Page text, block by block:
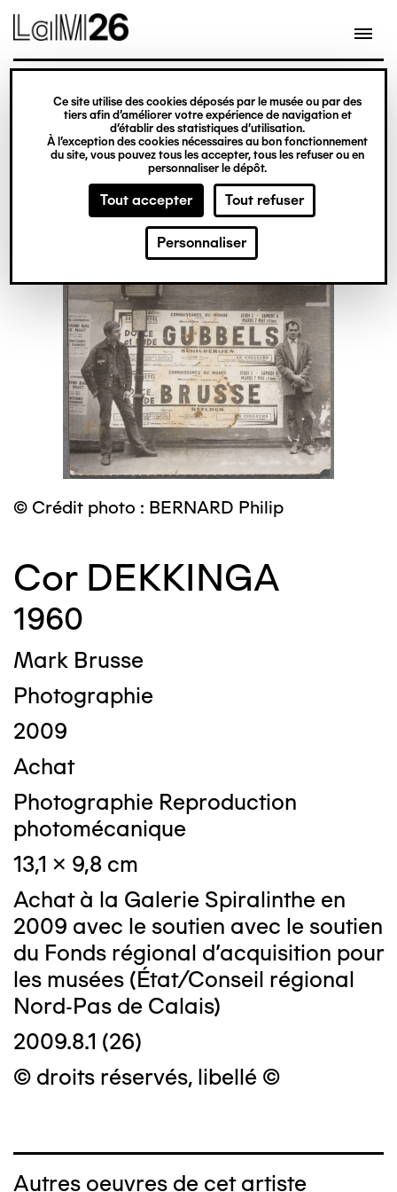
Gestion des cookies
Ce site utilise des cookies déposés par le musée ou par des
tiers afin d’améliorer votre expérience de navigation et
d’établir des statistiques d’utilisation.
À l’exception des cookies nécessaires au bon fonctionnement
du site, vous pouvez tous les accepter, tous les refuser ou en
personnaliser le dépôt.
Tout accepter Tout refuser
Personnaliser
contenu
© Crédit photo : BERNARD Philip
Cor DEKKINGA
1960
Mark Brusse
Photographie
2009
Achat
Photographie Reproduction
photomécanique
13,1 x 9,8 cm
Achat à la Galerie Spiralinthe en
2009 avec le soutien avec le soutien
du Fonds régional d'acquisition pour
les musées (État/Conseil régional
Nord-Pas de Calais)
2009.8.1 (26)
© droits réservés, libellé ©
Autres oeuvres de cet artiste